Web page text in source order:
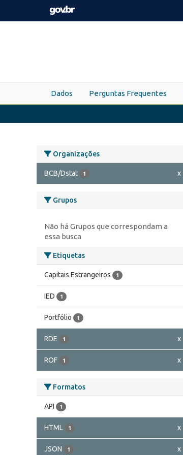
Skip to main content
Dados Perguntas Frequentes
Organizações
BCB/Dstat 1 x
Grupos
Não há Grupos que correspondam a
essa busca
Etiquetas
Capitais Estrangeiros 1
IED 1
Portfólio 1
RDE 1 x
ROF 1 x
Formatos
API 1
HTML 1 x
JSON 1 x